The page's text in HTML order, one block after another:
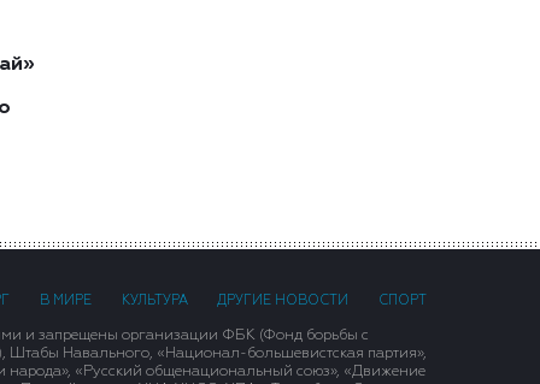
В МИРЕ КУЛЬТУРА ДРУГИЕ НОВОСТИ СПОРТ
и запрещены организации ФБК (Фонд борьбы с
Штабы Навального, «Национал-большевистская партия»,
народа», «Русский общенациональный союз», «Движение